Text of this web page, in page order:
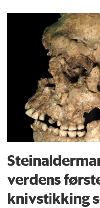
verdens
knivstikking